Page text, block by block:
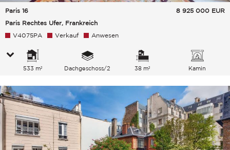
Paris 16
Paris Rechtes Ufer, Frankreich
8 925 000 EUR
V4075PA Verkauf Anwesen
533 m² Dachgeschoss/2 38 m² Kamin